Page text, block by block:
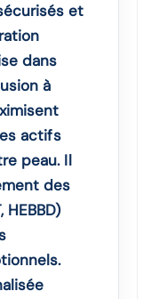
et
dans
à
actifs
peau. Il
des